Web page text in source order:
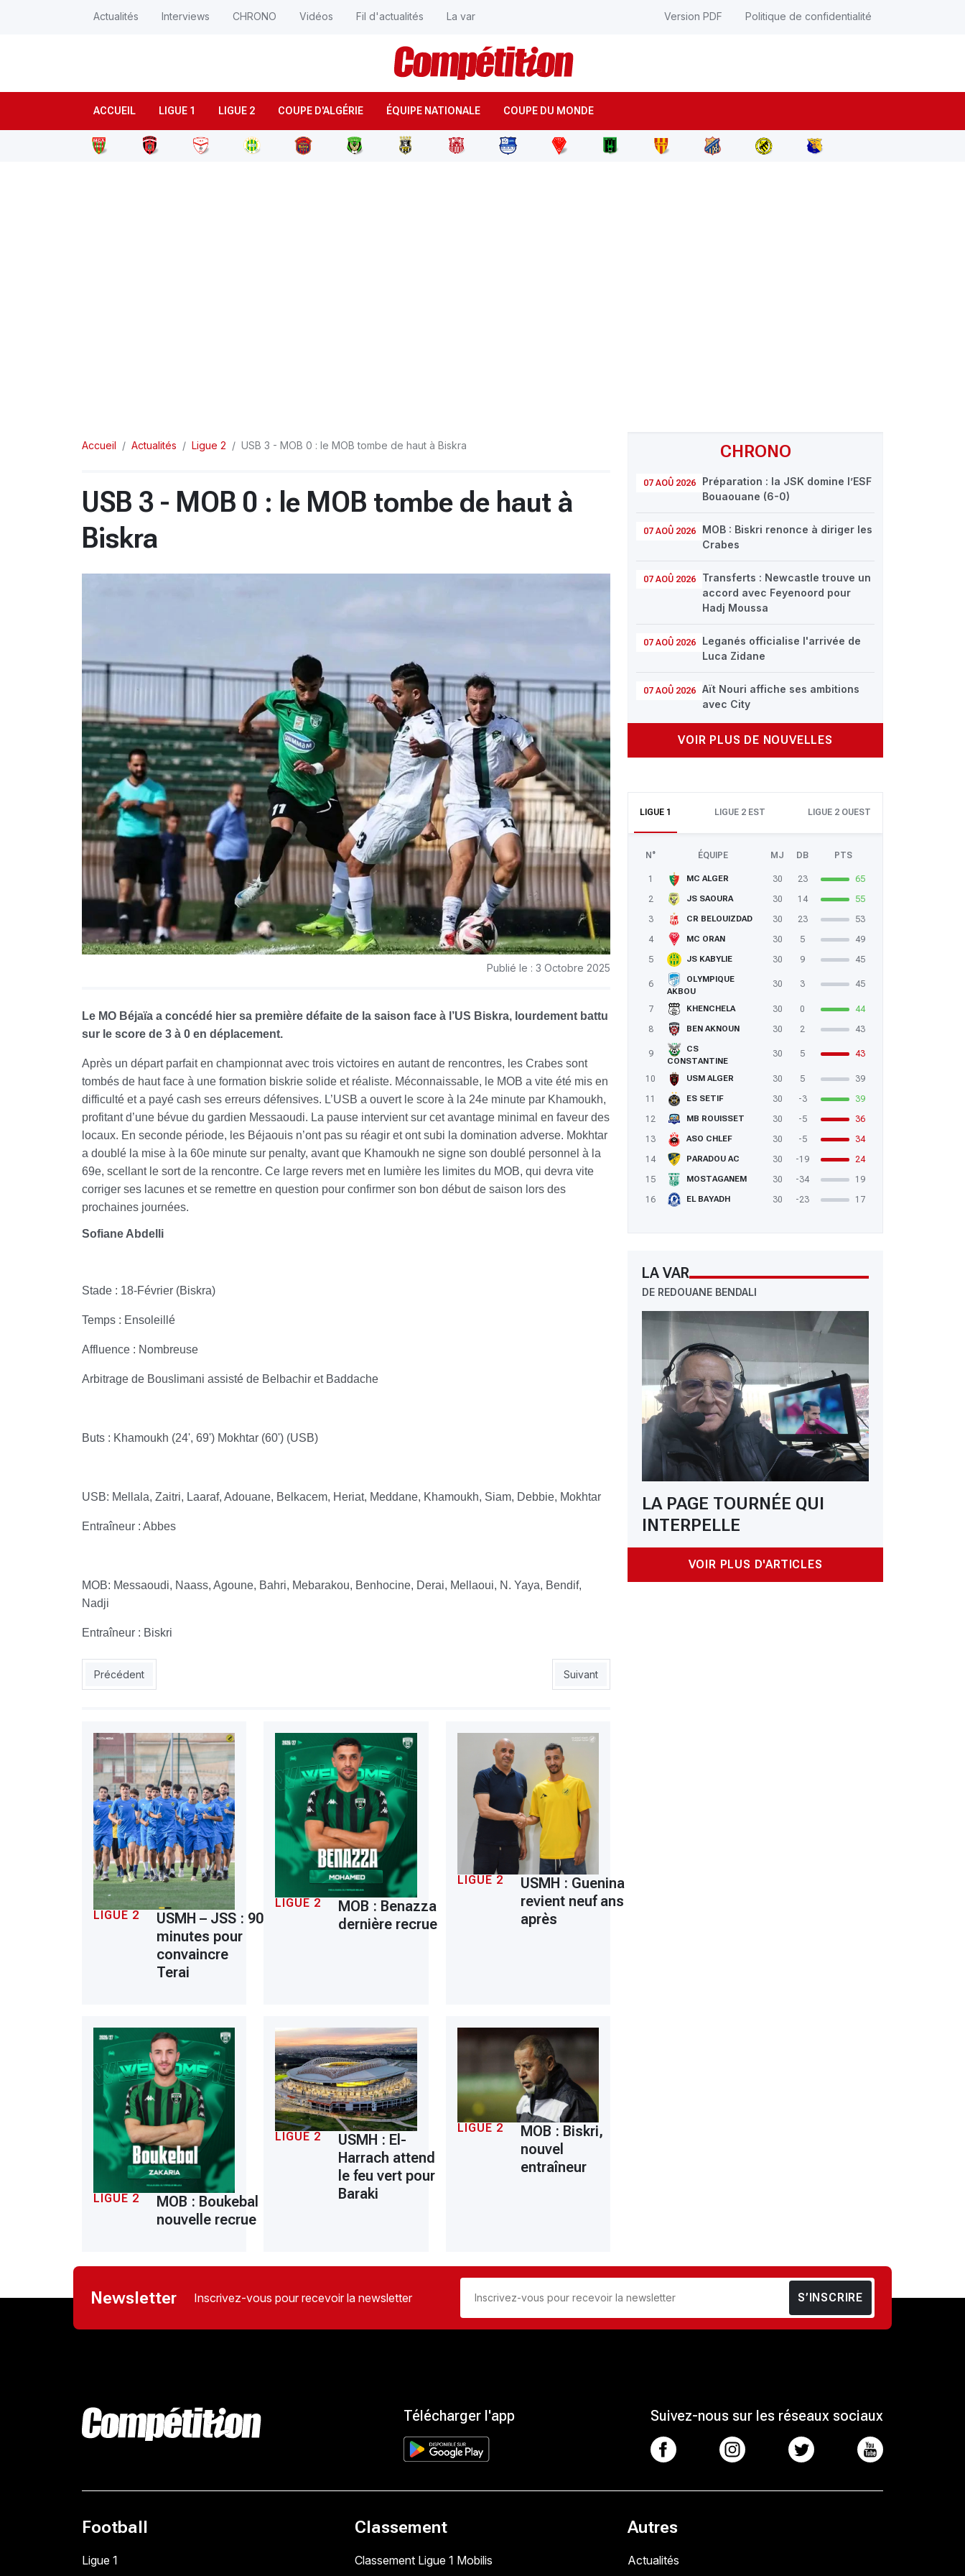
ACCUEIL LIGUE 1 LIGUE 2 COUPE D'ALGÉRIE ÉQUIPE NATIONALE COUPE DU MONDE
Actualités Interviews CHRONO Vidéos Fil d'actualités La var Version PDF Politique de confidentialité
CHRONO
07 AOÛ 2026
Préparation : la JSK domine l’ESF
Bouaouane (6-0)
07 AOÛ 2026
MOB : Biskri renonce à diriger les
Crabes
07 AOÛ 2026
Transferts : Newcastle trouve un
accord avec Feyenoord pour
Hadj Moussa
07 AOÛ 2026
Leganés officialise l'arrivée de
Luca Zidane
07 AOÛ 2026
Aït Nouri affiche ses ambitions
avec City
VOIR PLUS DE NOUVELLES
LIGUE 1 LIGUE 2 EST LIGUE 2 OUEST
N° ÉQUIPE MJ DB PTS
1 MC ALGER 30 23
65
2
JS SAOURA 30 14
55
3
CR BELOUIZDAD 30 23
53
4
MC ORAN 30 5
49
5
JS KABYLIE 30 9 45
6
OLYMPIQUE
AKBOU
30 3 45
7 KHENCHELA 30 0
44
8
BEN AKNOUN 30 2 43
9
CS
CONSTANTINE
30 5 43
10 USM ALGER 30 5
39
11
ES SETIF 30 -3
39
12
MB ROUISSET 30 -5
36
13
ASO CHLEF 30 -5
34
14
PARADOU AC 30 -19
24
15
MOSTAGANEM 30 -34
19
16
EL BAYADH 30 -23 17
LA VAR
DE REDOUANE BENDALI
LA PAGE TOURNÉE QUI
INTERPELLE
VOIR PLUS D'ARTICLES
Accueil Actualités Ligue 2 USB 3 - MOB 0 : le MOB tombe de haut à Biskra
USB 3 - MOB 0 : le MOB tombe de haut à
Biskra
Publié le : 3 Octobre 2025
Le MO Béjaïa a concédé hier sa première défaite de la saison face à l’US Biskra, lourdement battu
sur le score de 3 à 0 en déplacement.
Après un départ parfait en championnat avec trois victoires en autant de rencontres, les Crabes sont
tombés de haut face à une formation biskrie solide et réaliste. Méconnaissable, le MOB a vite été mis en
difficulté et a payé cash ses erreurs défensives. L’USB a ouvert le score à la 24e minute par Khamoukh,
profitant d’une bévue du gardien Messaoudi. La pause intervient sur cet avantage minimal en faveur des
locaux. En seconde période, les Béjaouis n’ont pas su réagir et ont subi la domination adverse. Mokhtar
a doublé la mise à la 60e minute sur penalty, avant que Khamoukh ne signe son doublé personnel à la
69e, scellant le sort de la rencontre. Ce large revers met en lumière les limites du MOB, qui devra vite
corriger ses lacunes et se remettre en question pour confirmer son bon début de saison lors des
prochaines journées.
Sofiane Abdelli
Stade : 18-Février (Biskra)
Temps : Ensoleillé
Affluence : Nombreuse
Arbitrage de Bouslimani assisté de Belbachir et Baddache
Buts : Khamoukh (24', 69') Mokhtar (60') (USB)
USB: Mellala, Zaitri, Laaraf, Adouane, Belkacem, Heriat, Meddane, Khamoukh, Siam, Debbie, Mokhtar
Entraîneur : Abbes
MOB: Messaoudi, Naass, Agoune, Bahri, Mebarakou, Benhocine, Derai, Mellaoui, N. Yaya, Bendif,
Nadji
Entraîneur : Biskri
Article précédent : NAHD : le Nasria relève la tête
Précédent Article suivant : USMH 4 - 2 CRBA : El-Harrach en 4e vitesse
Suivant
LIGUE 2
USMH – JSS : 90
minutes pour
convaincre
Terai
LIGUE 2
MOB : Benazza
dernière recrue
LIGUE 2
USMH : Guenina
revient neuf ans
après
LIGUE 2
MOB : Boukebal
nouvelle recrue
LIGUE 2
USMH : El-
Harrach attend
le feu vert pour
Baraki
LIGUE 2
MOB : Biskri,
nouvel
entraîneur
Newsletter Inscrivez-vous pour recevoir la newsletter S’INSCRIRE
Télécharger l'app Suivez-nous sur les réseaux sociaux
Football
Ligue 1
Classement
Classement Ligue 1 Mobilis
Autres
Actualités